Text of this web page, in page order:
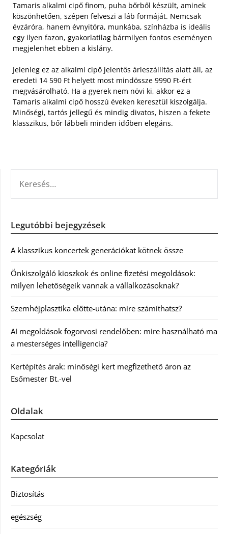
Tamaris alkalmi cipő finom, puha bőrből készült, aminek
köszönhetően, szépen felveszi a láb formáját. Nemcsak
évzáróra, hanem évnyitóra, munkába, színházba is ideális
egy ilyen fazon, gyakorlatilag bármilyen fontos eseményen
megjelenhet ebben a kislány.
Jelenleg ez az alkalmi cipő jelentős árleszállítás alatt áll, az
eredeti 14 590 Ft helyett most mindössze 9990 Ft-ért
megvásárolható. Ha a gyerek nem növi ki, akkor ez a
Tamaris alkalmi cipő hosszú éveken keresztül kiszolgálja.
Minőségi, tartós jellegű és mindig divatos, hiszen a fekete
klasszikus, bőr lábbeli minden időben elegáns.
Legutóbbi bejegyzések
A klasszikus koncertek generációkat kötnek össze
Önkiszolgáló kioszkok és online fizetési megoldások:
milyen lehetőségeik vannak a vállalkozásoknak?
Szemhéjplasztika előtte-utána: mire számíthatsz?
AI megoldások fogorvosi rendelőben: mire használható ma
a mesterséges intelligencia?
Kertépítés árak: minőségi kert megfizethető áron az
Esőmester Bt.-vel
Oldalak
Kapcsolat
Kategóriák
Biztosítás
egészség